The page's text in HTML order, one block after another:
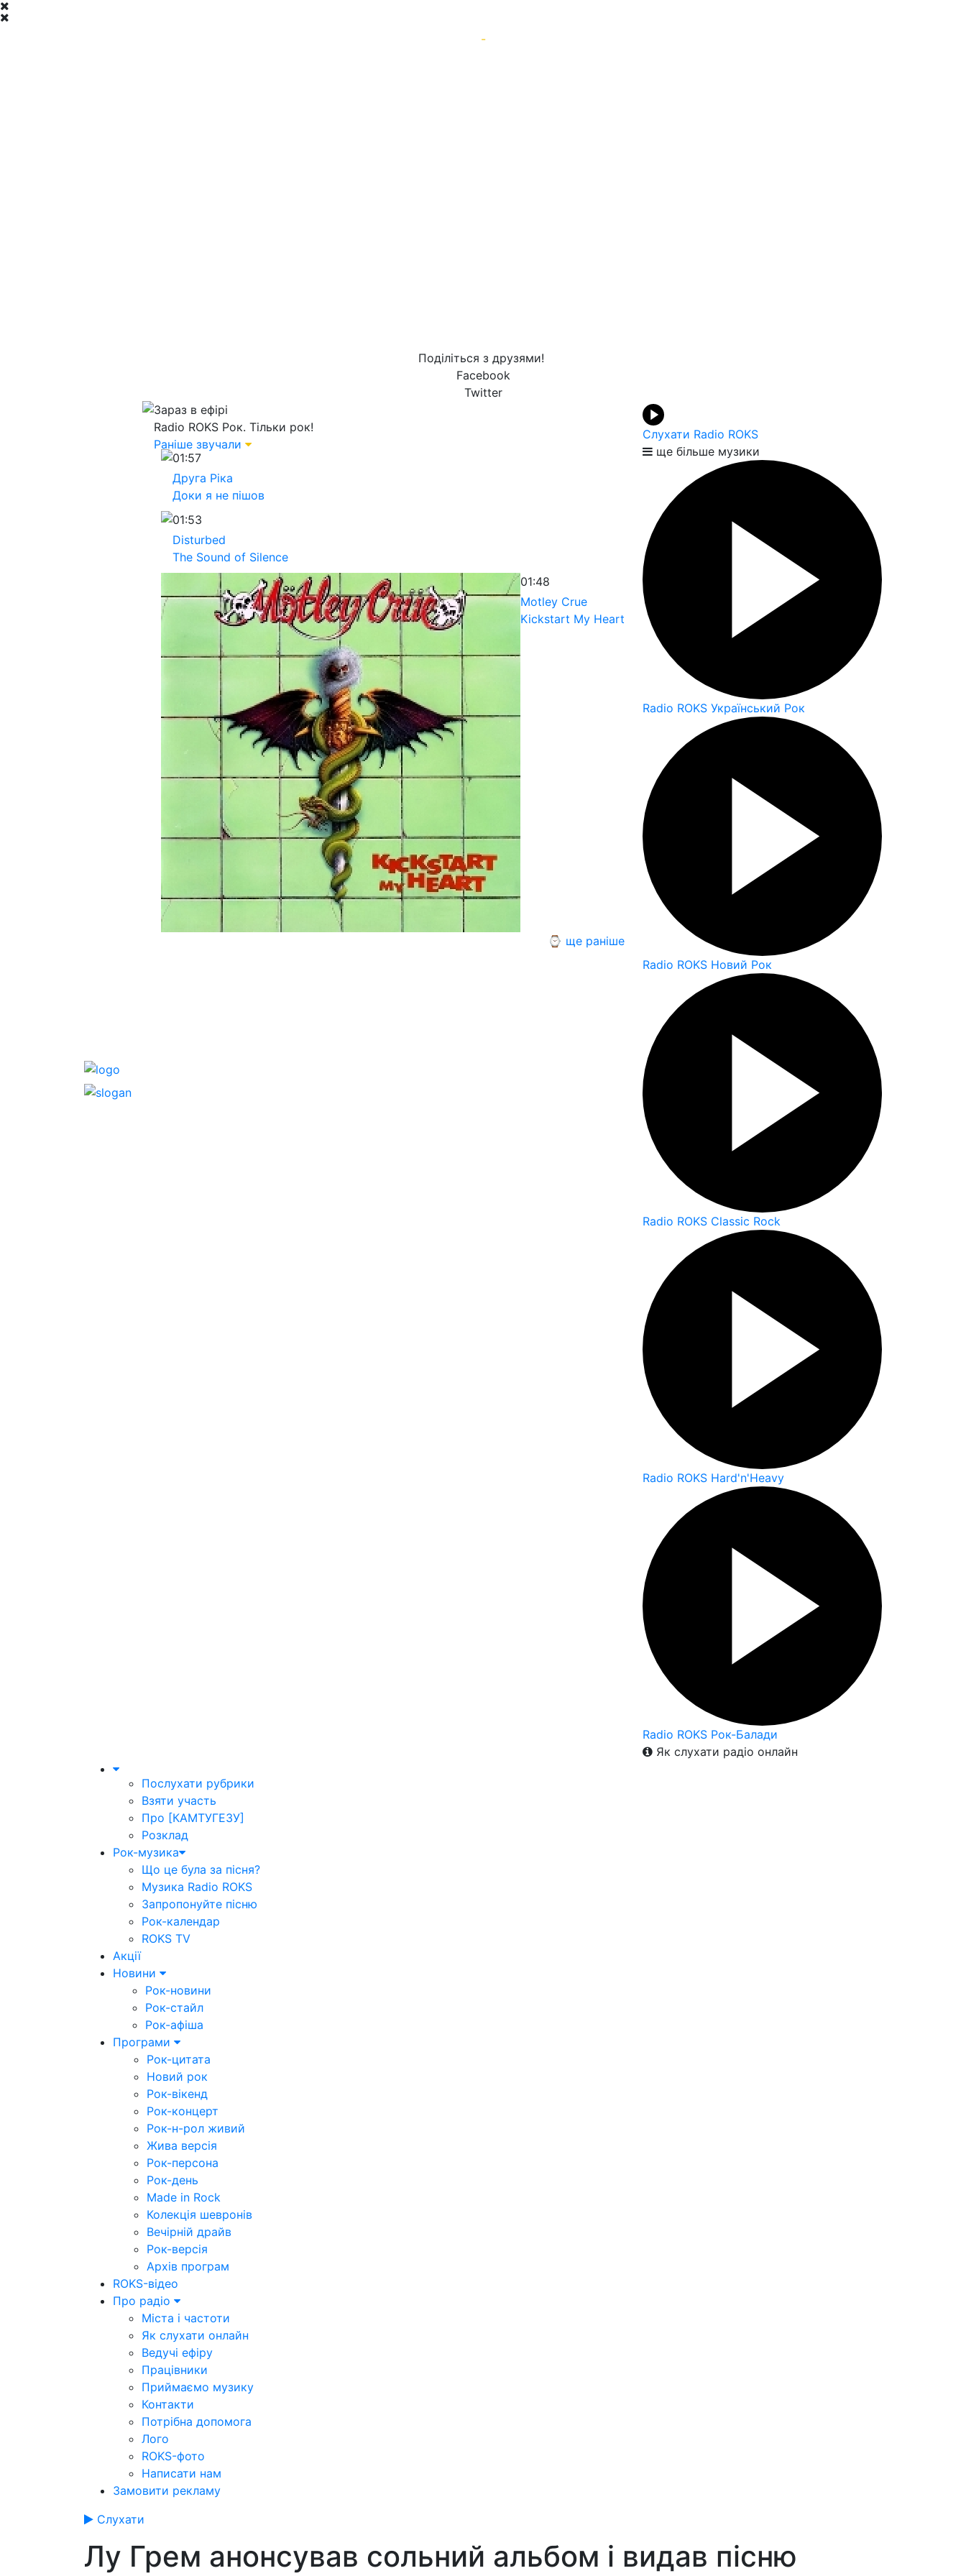
-
Поділіться з друзями!
Facebook
Twitter
Зараз в ефірі
Radio ROKS Рок. Тільки рок!
Раніше звучали
01:57
Друга Ріка
Доки я не пішов
01:53
Disturbed
The Sound of Silence
01:48
Motley Crue
Kickstart My Heart
⌚ ще раніше
Слухати Radio ROKS
ще більше музики
Radio ROKS Український Рок
Radio ROKS Новий Рок
Radio ROKS Classic Rock
Radio ROKS Hard'n'Heavy
Radio ROKS Рок-Балади
Як слухати радіо онлайн
Послухати рубрики
Взяти участь
Про [КАМТУГЕЗУ]
Розклад
Рок-музика
Що це була за пісня?
Музика Radio ROKS
Запропонуйте пісню
Рок-календар
ROKS TV
Акції
Новини
Рок-новини
Рок-стайл
Рок-афіша
Програми
Рок-цитата
Новий рок
Рок-вікенд
Рок-концерт
Рок-н-рол живий
Жива версія
Рок-персона
Рок-день
Made in Rock
Колекція шевронів
Вечірній драйв
Рок-версія
Архів програм
ROKS-відео
Про радіо
Міста і частоти
Як слухати онлайн
Ведучі ефіру
Працівники
Приймаємо музику
Контакти
Потрібна допомога
Лого
ROKS-фото
Написати нам
Замовити рекламу
Слухати
Лу Грем анонсував сольний альбом і видав пісню